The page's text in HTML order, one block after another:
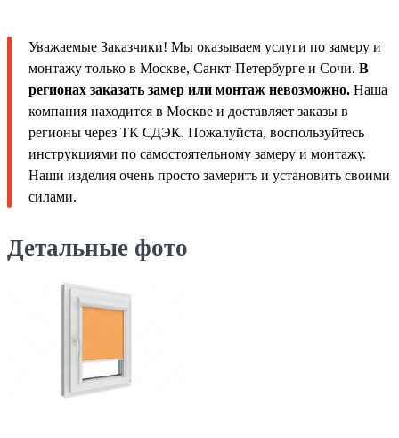
Уважаемые Заказчики! Мы оказываем услуги по замеру и
монтажу только в Москве, Санкт-Петербурге и Сочи. В
регионах заказать замер или монтаж невозможно. Наша
компания находится в Москве и доставляет заказы в
регионы через ТК СДЭК. Пожалуйста, воспользуйтесь
инструкциями по самостоятельному замеру и монтажу.
Наши изделия очень просто замерить и установить своими
силами.
Детальные фото